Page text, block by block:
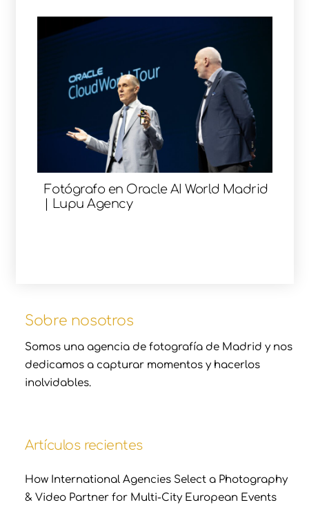
Fotógrafo en Oracle AI World Madrid
| Lupu Agency
Sobre nosotros
Somos una agencia de fotografía de Madrid y nos
dedicamos a capturar momentos y hacerlos
inolvidables.
Artículos recientes
How International Agencies Select a Photography
& Video Partner for Multi-City European Events